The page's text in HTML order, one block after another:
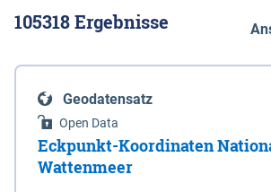
105318Ergebnisse
Geodatensatz
Open Data
Eckpunkt-Koordinaten
Wattenmeer